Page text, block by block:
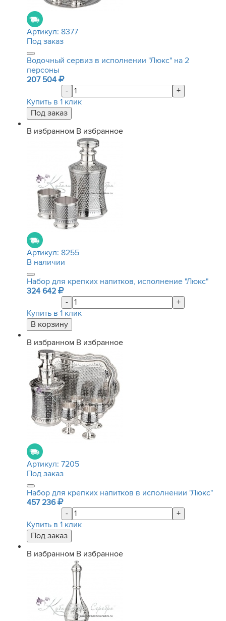
Артикул: 8377
Под заказ
Водочный сервиз в исполнении "Люкс" на 2
персоны
207 504
-
+
Купить в 1 клик
В избранном В избранное
Артикул: 8255
В наличии
Набор для крепких напитков, исполнение "Люкс"
324 642
-
+
Купить в 1 клик
В избранном В избранное
Артикул: 7205
Под заказ
Набор для крепких напитков в исполнении "Люкс"
457 236
-
+
Купить в 1 клик
В избранном В избранное